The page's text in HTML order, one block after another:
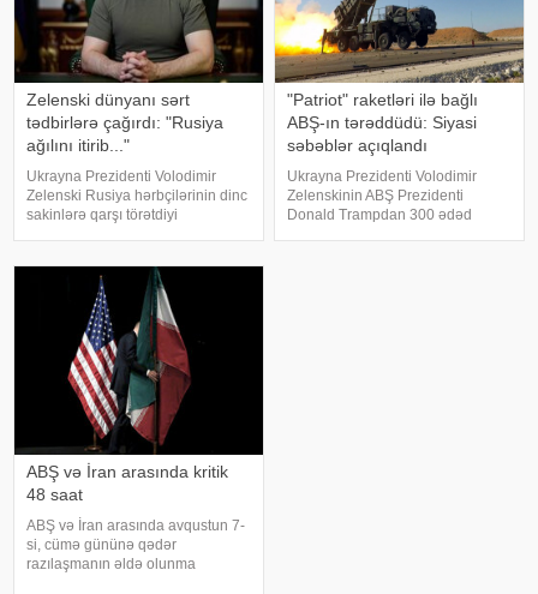
Zelenski dünyanı sərt
tədbirlərə çağırdı: "Rusiya
ağılını itirib..."
Ukrayna Prezidenti Volodimir
Zelenski Rusiya hərbçilərinin dinc
sakinlərə qarşı törətdiyi
dərhal hərəkətə keçməyə çağırıb.
xəbər verir ki, Ukrayna lideri b
"Patriot" raketləri ilə bağlı
ABŞ-ın tərəddüdü: Siyasi
səbəblər açıqlandı
Ukrayna Prezidenti Volodimir
Zelenskinin ABŞ Prezidenti
Donald Trampdan 300 ədəd
ABŞ və İran arasında kritik
48 saat
ABŞ və İran arasında avqustun 7-
si, cümə gününə qədər
razılaşmanın əldə olunma